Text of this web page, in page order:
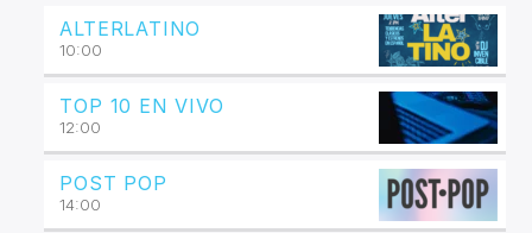
ALTERLATINO
10:00
TOP 10 EN VIVO
12:00
POST POP
14:00